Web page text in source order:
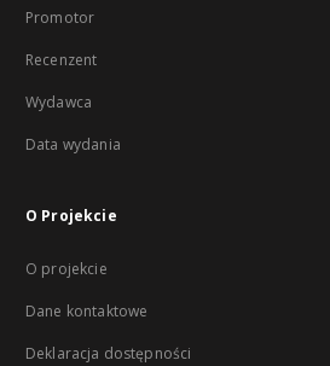
Promotor
Recenzent
Wydawca
Data wydania
O Projekcie
O projekcie
Dane kontaktowe
Deklaracja dostępności